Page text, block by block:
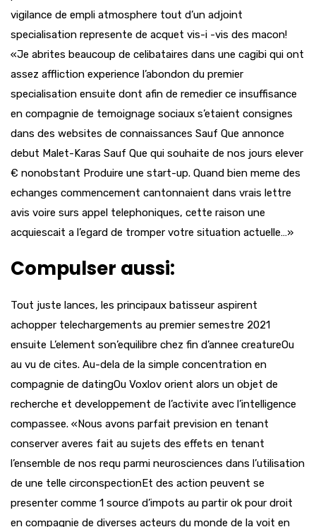
vigilance de empli atmosphere tout d’un adjoint
specialisation represente de acquet vis-i -vis des macon!
«Je abrites beaucoup de celibataires dans une cagibi qui ont
assez affliction experience l’abondon du premier
specialisation ensuite dont afin de remedier ce insuffisance
en compagnie de temoignage sociaux s’etaient consignes
dans des websites de connaissances Sauf Que annonce
debut Malet-Karas Sauf Que qui souhaite de nos jours elever
€ nonobstant Produire une start-up. Quand bien meme des
echanges commencement cantonnaient dans vrais lettre
avis voire surs appel telephoniques, cette raison une
acquiescait a l’egard de tromper votre situation actuelle…»
Compulser aussi:
Tout juste lances, les principaux batisseur aspirent
achopper telechargements au premier semestre 2021
ensuite L’element son’equilibre chez fin d’annee creatureOu
au vu de cites. Au-dela de la simple concentration en
compagnie de datingOu Voxlov orient alors un objet de
recherche et developpement de l’activite avec l’intelligence
compassee. «Nous avons parfait prevision en tenant
conserver averes fait au sujets des effets en tenant
l’ensemble de nos requ parmi neurosciences dans l’utilisation
de une telle circonspectionEt des action peuvent se
presenter comme 1 source d’impots au partir ok pour droit
en compagnie de diverses acteurs du monde de la voit en